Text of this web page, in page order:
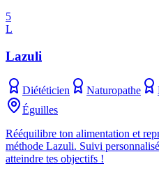
5
L
Lazuli
Diététicien Naturopathe
Éguilles
Rééquilibre ton alimentation et
méthode Lazuli. Suivi
atteindre tes objectifs !